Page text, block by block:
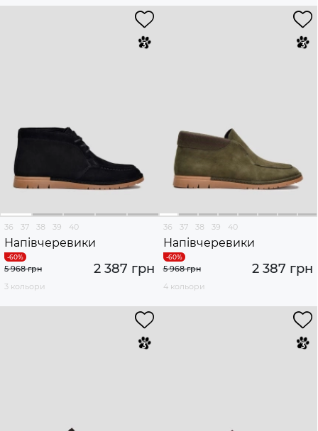
36 37 38 39 40
Напівчеревики
2 387 грн
5 968 грн
3 кольори
36 37 38 39 40
Напівчеревики
2 387 грн
5 968 грн
4 кольори